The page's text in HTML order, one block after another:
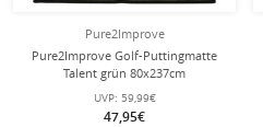
Pure2Improve
Pure2Improve Golf-Puttingmatte
Talent grün 80x237cm
UVP: 59,99€
47,95€